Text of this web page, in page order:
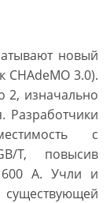
новый
CHAdeMO 3.0).
2, изначально
Разработчики
с
T, повысив
А. Учли и